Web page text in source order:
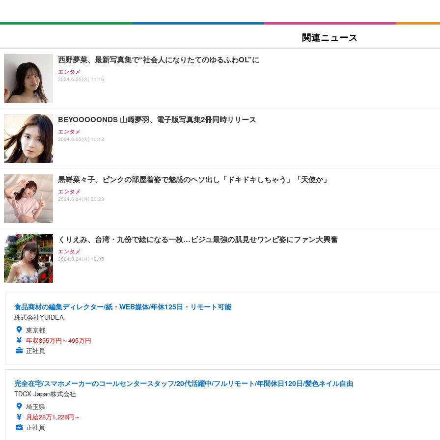
関連ニュース
西野夢菜、最新写真集で“社会人になりたてのゆるふわOL”に
エンタメ
2024.6.25(火) 11:16
BEYOOOOONDS 山﨑夢羽、電子版写真集2冊同時リリース
エンタメ
2024.6.25(火) 10:12
黒嵜菜々子、ピンクの部屋着姿で魅惑のヘソ出し「ドキドキしちゃう」「天使か」
エンタメ
2024.6.24(月) 20:28
くりえみ、台湾・九份で絵になる一枚…ビジュ最強の肌見せワンピ姿にファン大興奮
エンタメ
2024.6.24(月) 19:05
食品商材の編集ディレクター/紙・WEB媒体/年休125日・リモート可能
株式会社YUIDEA
東京都
年収355万円～495万円
正社員
完全在宅/スマホメーカーのコールセンタースタッフ/20代活躍中/フルリモート/年間休日120日/髪色ネイル自由
TDCX Japan株式会社
埼玉県
月給28万1,228円～
正社員